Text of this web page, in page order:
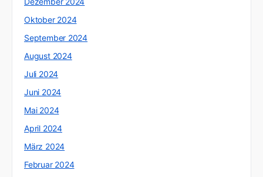
Oktober 2024
September 2024
August 2024
Juli 2024
Juni 2024
Mai 2024
April 2024
März 2024
Februar 2024